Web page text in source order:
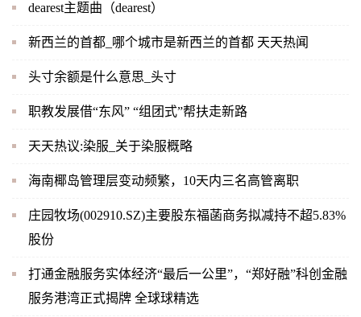
dearest主题曲（dearest）
新西兰的首都_哪个城市是新西兰的首都 天天热闻
头寸余额是什么意思_头寸
职教发展借“东风” “组团式”帮扶走新路
天天热议:染服_关于染服概略
海南椰岛管理层变动频繁，10天内三名高管离职
庄园牧场(002910.SZ)主要股东福菡商务拟减持不超5.83%
股份
打通金融服务实体经济“最后一公里”，“郑好融”科创金融
服务港湾正式揭牌 全球球精选